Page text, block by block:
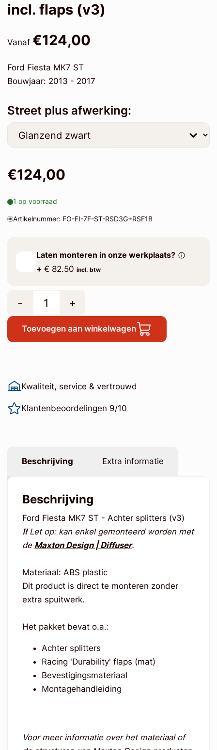
incl. flaps (v3)
Vanaf €124,00
Ford Fiesta MK7 ST
Bouwjaar: 2013 - 2017
Street plus afwerking:
€124,00
1 op voorraad
Artikelnummer: FO-FI-7F-ST-RSD3G+RSF1B
Laten monteren in onze werkplaats?
+ € 82.50 incl. btw
- +
Toevoegen aan winkelwagen
Kwaliteit, service & vertrouwd
Klantenbeoordelingen 9/10
Beschrijving Extra informatie
Beschrijving
Ford Fiesta MK7 ST - Achter splitters (v3)
!!Let op: kan enkel gemonteerd worden met
de Maxton Design | Diffuser.
Materiaal: ABS plastic
Dit product is direct te monteren zonder
extra spuitwerk.
Het pakket bevat o.a.:
Achter splitters
Racing 'Durability' flaps (mat)
Bevestigingsmateriaal
Montagehandleiding
Voor meer informatie over het materiaal of